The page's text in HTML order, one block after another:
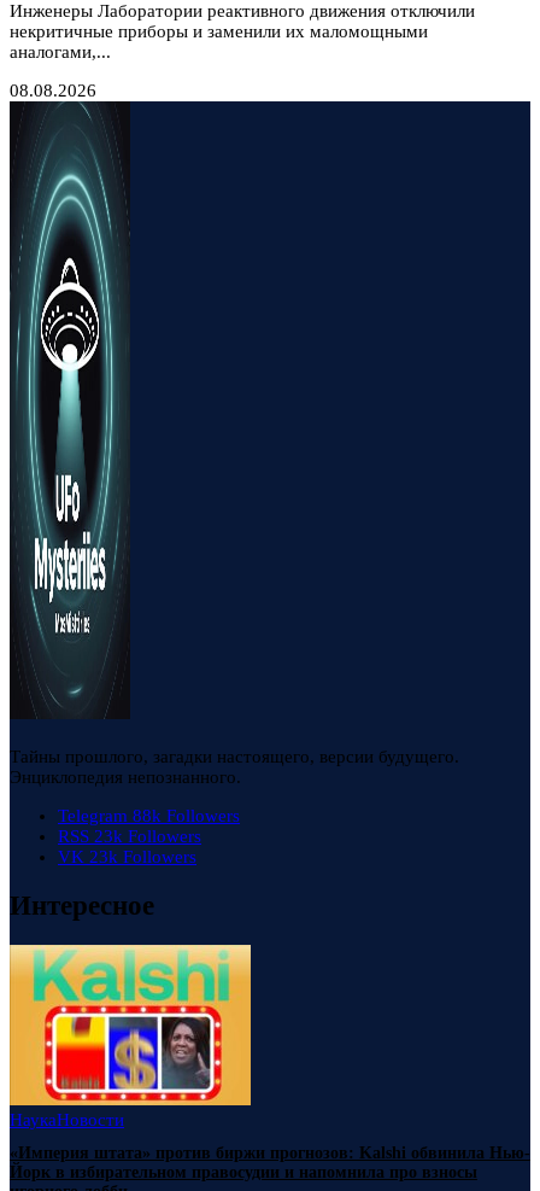
Инженеры Лаборатории реактивного движения отключили
некритичные приборы и заменили их маломощными
аналогами,...
08.08.2026
Тайны прошлого, загадки настоящего, версии будущего.
Энциклопедия непознанного.
Telegram 88k Followers
RSS 23k Followers
VK 23k Followers
Интересное
НаукаНовости
«Империя штата» против биржи прогнозов: Kalshi обвинила Нью-
Йорк в избирательном правосудии и напомнила про взносы